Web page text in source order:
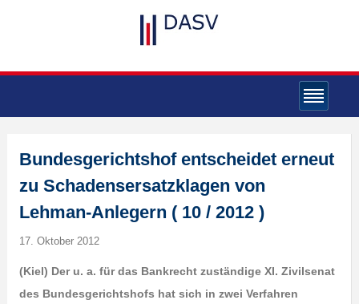
Bundesgerichtshof entscheidet erneut
zu Schadensersatzklagen von
Lehman-Anlegern ( 10 / 2012 )
17. Oktober 2012
(Kiel) Der u. a. für das Bankrecht zuständige XI. Zivilsenat
des Bundesgerichtshofs hat sich in zwei Verfahren